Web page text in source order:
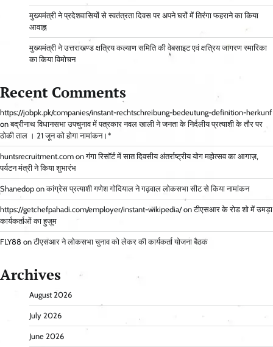
मुख्यमंत्री ने प्रदेशवासियों से स्वतंत्रता दिवस पर अपने घरों में तिरंगा फहराने का किया
आवाह्न
मुख्यमंत्री ने उत्तराखण्ड क्षत्रिय कल्याण समिति की वेबसाइट एवं क्षत्रिय जागरण स्मारिका
का किया विमोचन
Recent Comments
https://jobpk.pk/companies/instant-rechtschreibung-bedeutung-definition-herkunf
onबद्रीनाथ विधानसभा उपचुनाव में पत्रकार नवल खाली ने जनता के निर्दलीय प्रत्याशी के तौर पर
ठोकी ताल । 21 जून को होगा नामांकन।*
huntsrecruitment.com onगंगा रिसॉर्ट में सात दिवसीय अंतर्राष्ट्रीय योग महोत्सव का आगाज़,
पर्यटन मंत्री ने किया शुभारंभ
Shanedop onकांग्रेस प्रत्याशी गणेश गोदियाल ने गढ़वाल लोकसभा सीट से किया नामांकन
https://getchefpahadi.com/employer/instant-wikipedia/onटीएसआर के रोड शो में उमड़ा
कार्यकर्ताओं का हुज़ूम
FLY88 onटीएसआर ने लोकसभा चुनाव को लेकर की कार्यकर्ता योजना बैठक
Archives
August 2026
July 2026
June 2026